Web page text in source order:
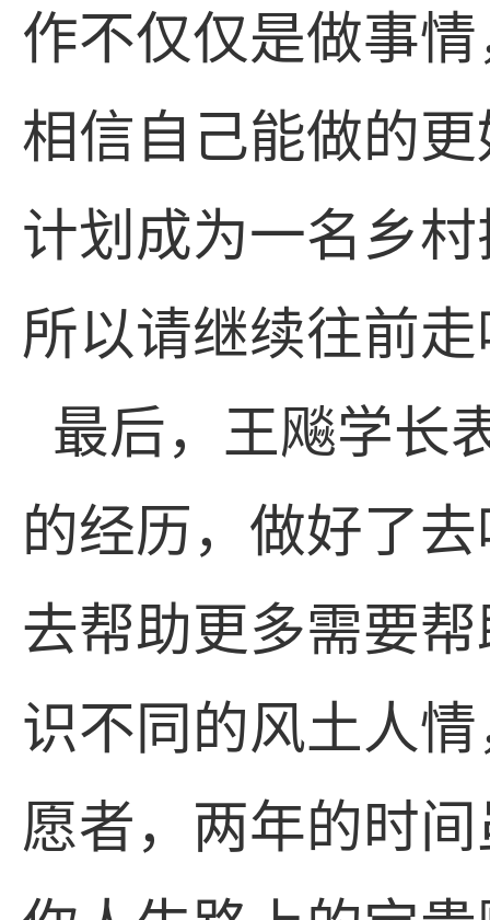
作不仅仅是做事
相信自己能做的
计划成为一名乡
所以请继续往前
最后，王飚学长
的经历，做好了
去帮助更多需要
识不同的风土人
愿者，两年的时